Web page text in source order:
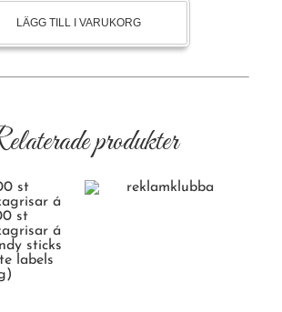
LÄGG TILL I VARUKORG
produkter